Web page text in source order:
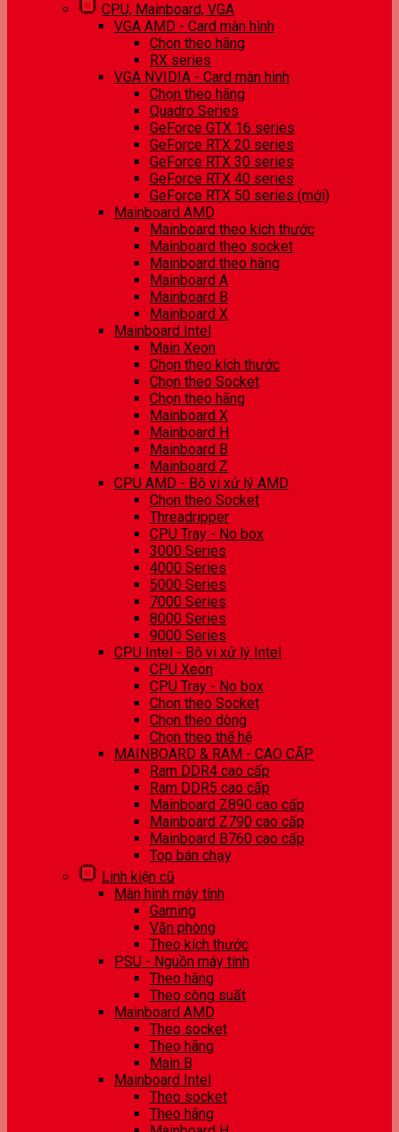
CPU, Mainboard, VGA
VGA AMD - Card màn hình
Chọn theo hãng
RX series
VGA NVIDIA - Card màn hình
Chọn theo hãng
Quadro Series
GeForce GTX 16 series
GeForce RTX 20 series
GeForce RTX 30 series
GeForce RTX 40 series
GeForce RTX 50 series (mới)
Mainboard AMD
Mainboard theo kích thước
Mainboard theo socket
Mainboard theo hãng
Mainboard A
Mainboard B
Mainboard X
Mainboard Intel
Main Xeon
Chọn theo kích thước
Chọn theo Socket
Chọn theo hãng
Mainboard X
Mainboard H
Mainboard B
Mainboard Z
CPU AMD - Bộ vi xử lý AMD
Chọn theo Socket
Threadripper
CPU Tray - No box
3000 Series
4000 Series
5000 Series
7000 Series
8000 Series
9000 Series
CPU Intel - Bộ vi xử lý Intel
CPU Xeon
CPU Tray - No box
Chọn theo Socket
Chọn theo dòng
Chọn theo thế hệ
MAINBOARD & RAM - CAO CẤP
Ram DDR4 cao cấp
Ram DDR5 cao cấp
Mainboard Z890 cao cấp
Mainboard Z790 cao cấp
Mainboard B760 cao cấp
Top bán chạy
Linh kiện cũ
Màn hình máy tính
Gaming
Văn phòng
Theo kích thước
PSU - Nguồn máy tính
Theo hãng
Theo công suất
Mainboard AMD
Theo socket
Theo hãng
Main B
Mainboard Intel
Theo socket
Theo hãng